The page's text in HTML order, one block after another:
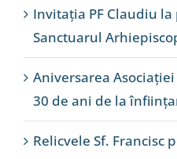
Invitația PF Claudiu
Sanctuarul
Aniversarea
30 de ani de la
Relicvele Sf. Francisc